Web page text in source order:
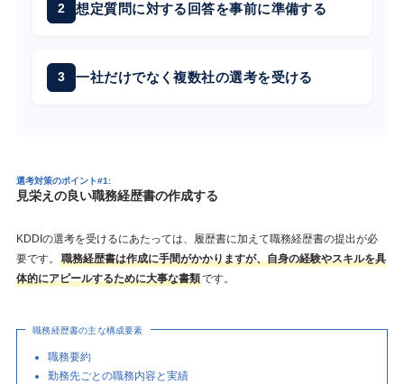
想定質問に対する回答を事前に準備する
一社だけでなく複数社の選考を受ける
選考対策のポイント#1:
見栄えの良い職務経歴書の作成する
KDDIの選考を受けるにあたっては、履歴書に加えて職務経歴書の提出が必
要です。
職務経歴書は作成に手間がかかりますが、自身の経験やスキルを具
体的にアピールするために大事な書類です。
職務経歴書の主な構成要素
職務要約
勤務先ごとの職務内容と実績